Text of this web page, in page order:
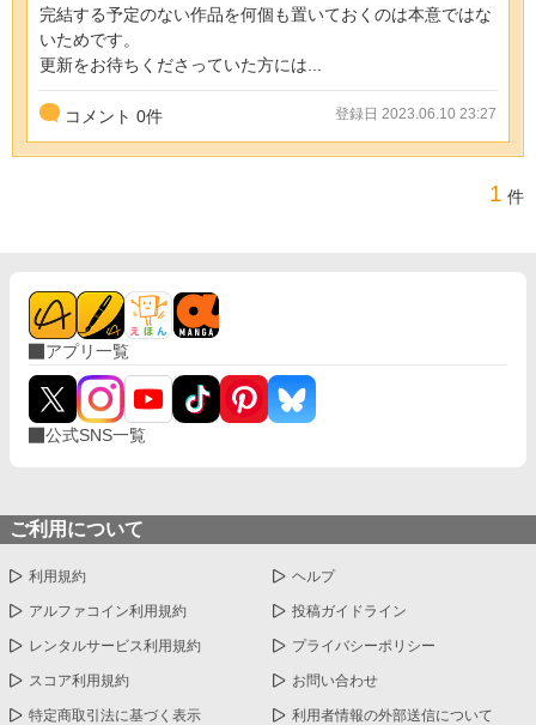
完結する予定のない作品を何個も置いておくのは本意ではな
いためです。
更新をお待ちくださっていた方には...
コメント 0件 登録日 2023.06.10 23:27
1 件
アプリ一覧
公式SNS一覧
ご利用について
利用規約 ヘルプ
アルファコイン利用規約 投稿ガイドライン
レンタルサービス利用規約 プライバシーポリシー
スコア利用規約 お問い合わせ
特定商取引法に基づく表示 利用者情報の外部送信について